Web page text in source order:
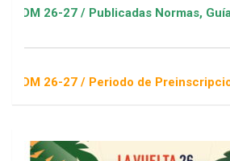
27 / Publicadas Normas, Guía y
27 / Periodo de Preinscripciones del